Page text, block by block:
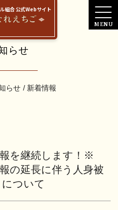
組合 公式Webサイト
らせ
らせ 新着情報
を継続します！※
の延長に伴う人身被
ついて